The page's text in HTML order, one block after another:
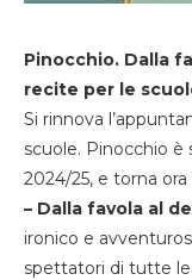
Pinocchio. Dalla
recite per le
Si rinnova
scuole. Pinocchio
2024/25, e torna
– Dalla favola al
ironico e
spettatori di tutte le